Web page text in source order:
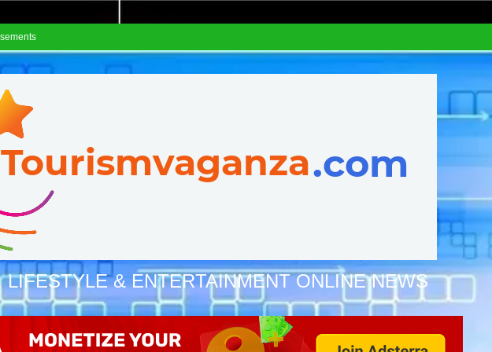
LIFESTYLE & ENTERTAINMENT ONLINE NEWS